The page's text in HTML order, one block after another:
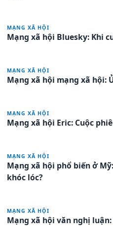
MẠNG XÃ HỘI
Mạng xã hội Bluesky: Khi
MẠNG XÃ HỘI
Mạng xã hội mạng xã hội:
MẠNG XÃ HỘI
Mạng xã hội Eric: Cuộc
MẠNG XÃ HỘI
Mạng xã hội phổ biến ở
khóc lóc?
MẠNG XÃ HỘI
Mạng xã hội văn nghị